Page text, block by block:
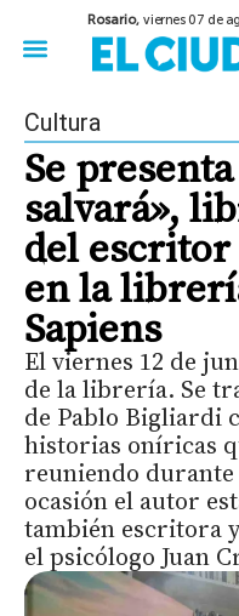
Rosario,viernes 07 de
Cultura
Se
salvará»,
del
en la
Sapiens
El viernes 12 de
de la librería. Se
de Pablo Bigliardi
historias oníricas
reuniendo durante
ocasión el autor
también escritora
el psicólogo Juan